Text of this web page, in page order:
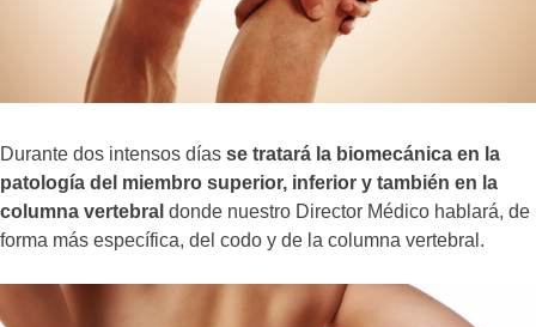
Durante dos intensos días se tratará la biomecánica en la
patología del miembro superior, inferior y también en la
columna vertebral donde nuestro Director Médico hablará, de
forma más específica, del codo y de la columna vertebral.